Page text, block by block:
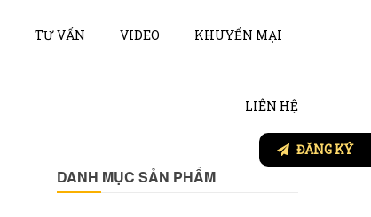
TƯ VẤN VIDEO KHUYẾN MẠI
LIÊN HỆ
DANH MỤC SẢN PHẨM
ĐĂNG KÝ